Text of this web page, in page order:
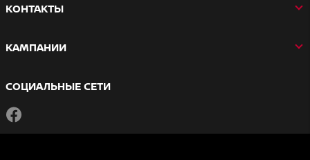
КОНТАКТЫ
КАМПАНИИ
СОЦИАЛЬНЫЕ СЕТИ